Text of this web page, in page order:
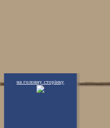
на головну сторінку